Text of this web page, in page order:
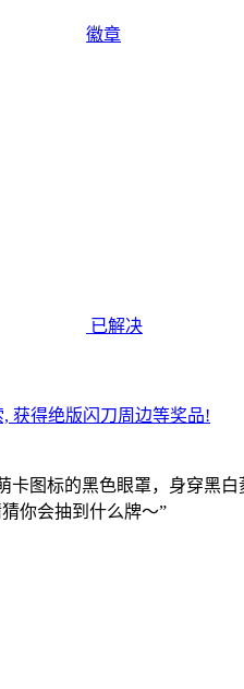
徽章
已解决
获得绝版闪刀周边等奖品!
卡图标的黑色眼罩，身穿黑
你会抽到什么牌～”